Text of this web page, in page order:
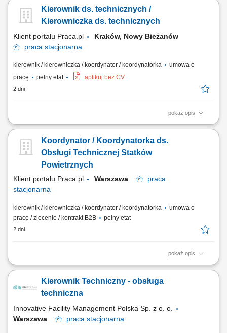
koordynacja pracy zespołów technicznych; Planowanie, delegowanie i
nadzór nad realizacją zadań; Zapewnienie funkcjonowania działu
Kierownik ds. technicznych /
Kierowniczka ds. technicznych
Klient portalu Praca.pl
Kraków, Nowy Bieżanów
praca stacjonarna
kierownik / kierowniczka / koordynator / koordynatorka
umowa o
pracę
pełny etat aplikuj bez CV
2 dni
pokaż opis
Zarządzanie obsługą techniczną, infrastrukturą budynku oraz projektami
wymianami eksploatacyjnymi i usuwaniem awarii instalacji
(elektrycznych, sanitarnych, HVAC, niskoprądowych, ppoż.)
Ofertowanie, zlecanie i kontrolowanie...
Koordynator / Koordynatorka ds.
Obsługi Technicznej Statków
Powietrznych
Klient portalu Praca.pl Warszawa
praca
stacjonarna
kierownik / kierowniczka / koordynator / koordynatorka
umowa o
pracę / zlecenie / kontrakt B2B
pełny etat
2 dni
pokaż opis
Całodobowa koordynacja i wsparcie działań obsługowych (prace
obsługi liniowej (analiza dokumentacji, części, narzędzi i usterek ADD)
Obsługa zleceń ad-hoc poza stacjami oraz wsparcie w sytuacjach AOG;
Kierownik Techniczny - obsługa
techniczna
Innovative Facility Management Polska Sp. z o. o.
Warszawa
praca stacjonarna